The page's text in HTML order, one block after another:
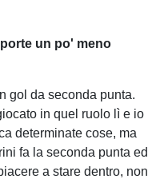
un po' meno
gol da seconda punta.
in quel ruolo lì e io
determinate cose, ma
fa la seconda punta ed
a stare dentro, non